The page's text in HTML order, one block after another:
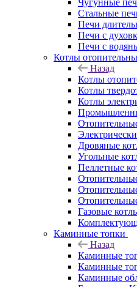
Чугунные
Стальные
Печи
Печи с
Печи с
Котлы
Назад
Котлы
Котлы
Котлы
Дровяные
Угольные
Пеллетные
Газовые
Каминные топки
Назад
Каминные
Каминные
Каминные